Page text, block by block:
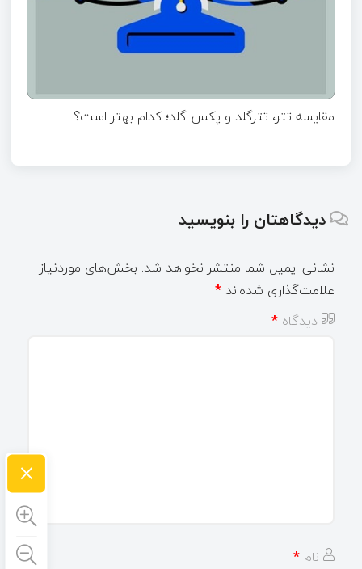
مقایسه تتر، تترگلد و پکس گلد؛ کدام بهتر است؟
دیدگاهتان را بنویسید
نشانی ایمیل شما منتشر نخواهد شد. بخش‌های موردنیاز
علامت‌گذاری شده‌اند *
دیدگاه *
نام *
×